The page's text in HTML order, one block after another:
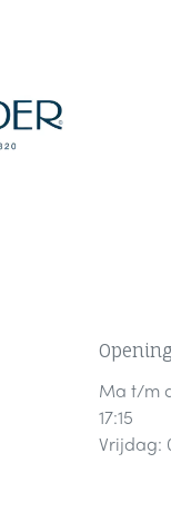
Ma t/m
17:15
Vrijdag: